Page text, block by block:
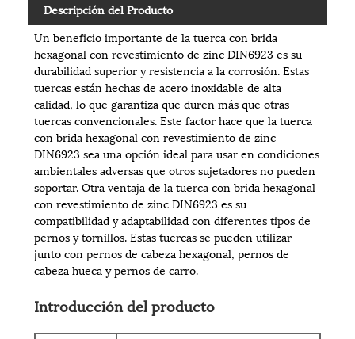
Descripción del Producto
Un beneficio importante de la tuerca con brida
hexagonal con revestimiento de zinc DIN6923 es su
durabilidad superior y resistencia a la corrosión. Estas
tuercas están hechas de acero inoxidable de alta
calidad, lo que garantiza que duren más que otras
tuercas convencionales. Este factor hace que la tuerca
con brida hexagonal con revestimiento de zinc
DIN6923 sea una opción ideal para usar en condiciones
ambientales adversas que otros sujetadores no pueden
soportar. Otra ventaja de la tuerca con brida hexagonal
con revestimiento de zinc DIN6923 es su
compatibilidad y adaptabilidad con diferentes tipos de
pernos y tornillos. Estas tuercas se pueden utilizar
junto con pernos de cabeza hexagonal, pernos de
cabeza hueca y pernos de carro.
Introducción del producto